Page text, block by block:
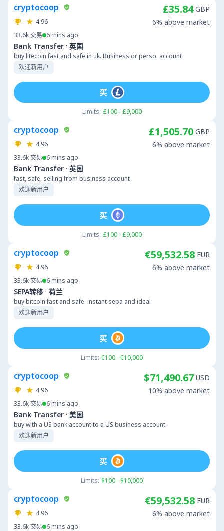
cryptocoop
4.96
33.6k交易 6 mins ago
Bank Transfer · 英国
buy litecoin fast and safe in uk. Business or perso. account
欢迎新用户
£35.84 GBP
6% above market
Limits: £100 - £9,000
买
cryptocoop
4.96
33.6k交易 6 mins ago
Bank Transfer · 英国
fast, safe, selling from business account
欢迎新用户
£1,505.70 GBP
6% above market
Limits: £100 - £9,000
买
cryptocoop
4.96
33.6k交易 6 mins ago
SEPA转移 · 荷兰
buy bitcoin fast and safe. instant sepa and ideal
欢迎新用户
€59,532.58 EUR
6% above market
Limits: €100 - €10,000
买
cryptocoop
4.96
33.6k交易 6 mins ago
Bank Transfer · 美国
buy with a US bank account to a US business account
欢迎新用户
$71,490.67 USD
10% above market
Limits: $100 - $10,000
买
cryptocoop
4.96
33.6k交易 6 mins ago
€59,532.58 EUR
6% above market